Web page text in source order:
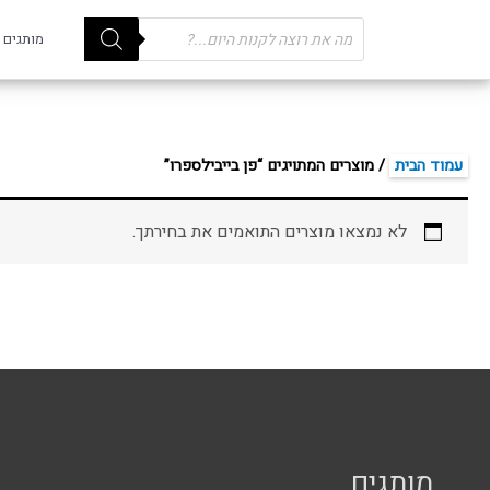
מותגים
Products
search
עמוד הבית / מוצרים המתויגים “פן בייבילספרו”
לא נמצאו מוצרים התואמים את בחירתך.